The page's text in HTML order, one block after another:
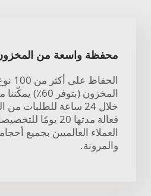
محفظة واسعة من
المخزون (بتوفر
خلال 24 ساعة للطلبات
فعالة مدتها 20
العملاء العالميين بجميع
والمرونة.